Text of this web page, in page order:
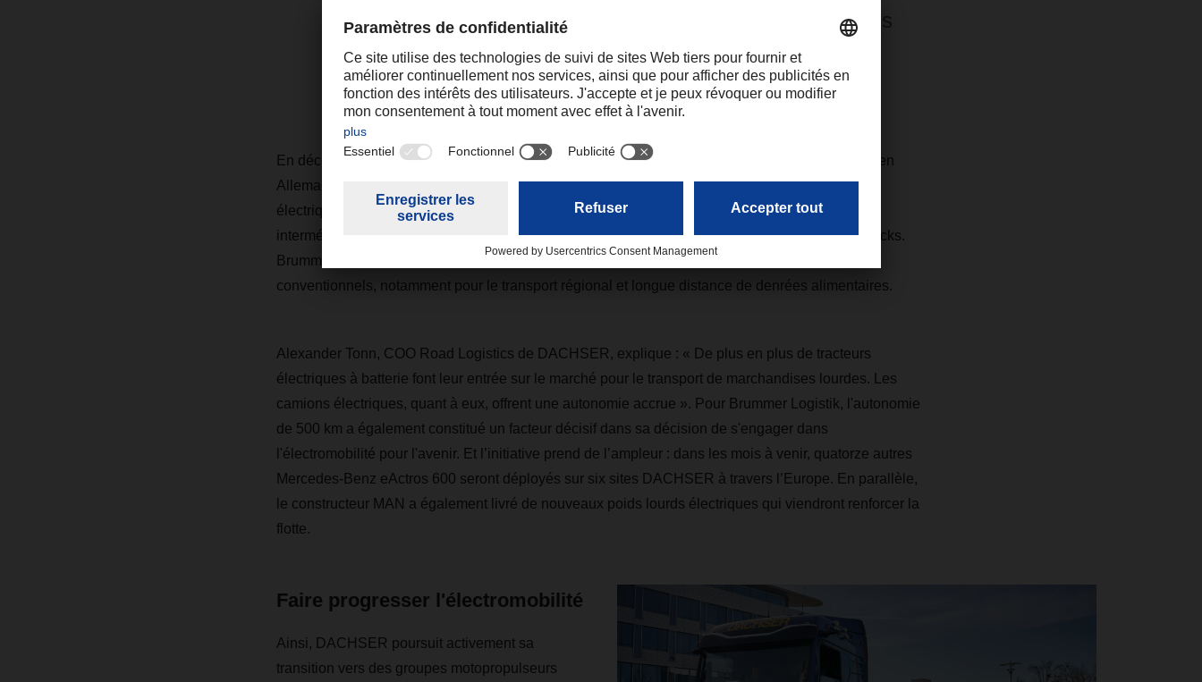
arrivent sur le marché pour le transport de marchandises
lourdes, et les camions électriques offrent, quant à eux,
une autonomie accrue. »
En décembre 2024, la filiale germano-autrichienne Brummer Logistik, basée à Neuburg am Inn en
Allemagne, a intégré douze nouveaux Mercedes-Benz eActros 600 à sa flotte. Ces camions
électriques de 40 tonnes affichent une autonomie d’environ 500 kilomètres sans recharge
intermédiaire. La production en série de ce modèle vient tout juste d’être lancée par Daimler Trucks.
Brummer Logistik prévoit de les utiliser pour remplacer progressivement ses camions diesel
conventionnels, notamment pour le transport régional et longue distance de denrées alimentaires.
Alexander Tonn, COO Road Logistics de DACHSER, explique : « De plus en plus de tracteurs
électriques à batterie font leur entrée sur le marché pour le transport de marchandises lourdes. Les
camions électriques, quant à eux, offrent une autonomie accrue ». Pour Brummer Logistik, l'autonomie
de 500 km a également constitué un facteur décisif dans sa décision de s'engager dans
l'électromobilité pour l'avenir. Et l’initiative prend de l’ampleur : dans les mois à venir, quatorze autres
Mercedes-Benz eActros 600 seront déployés sur six sites DACHSER à travers l’Europe. En parallèle,
le constructeur MAN a également livré de nouveaux poids lourds électriques qui viendront renforcer la
flotte.
Faire progresser l'électromobilité
Ainsi, DACHSER poursuit activement sa
transition vers des groupes motopropulseurs